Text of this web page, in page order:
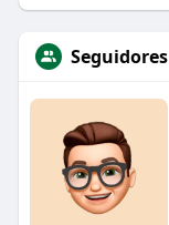
Seguidores